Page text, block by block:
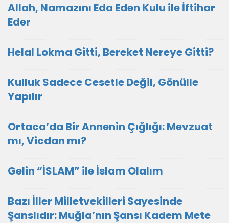
Allah, Namazını Eda Eden Kulu ile İftihar
Eder
Helal Lokma Gitti, Bereket Nereye Gitti?
Kulluk Sadece Cesetle Değil, Gönülle
Yapılır
Ortaca’da Bir Annenin Çığlığı: Mevzuat
mı, Vicdan mı?
Gelin “İSLAM” ile İslam Olalım
Bazı İller Milletvekilleri Sayesinde
Şanslıdır: Muğla’nın Şansı Kadem Mete